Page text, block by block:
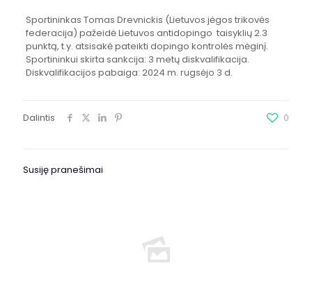
Sportininkas Tomas Drevnickis (Lietuvos jėgos trikovės
federacija) pažeidė Lietuvos antidopingo taisyklių 2.3
punktą, t.y. atsisakė pateikti dopingo kontrolės mėginį.
Sportininkui skirta sankcija: 3 metų diskvalifikacija.
Diskvalifikacijos pabaiga: 2024 m. rugsėjo 3 d.
Dalintis 0
Susiję pranešimai